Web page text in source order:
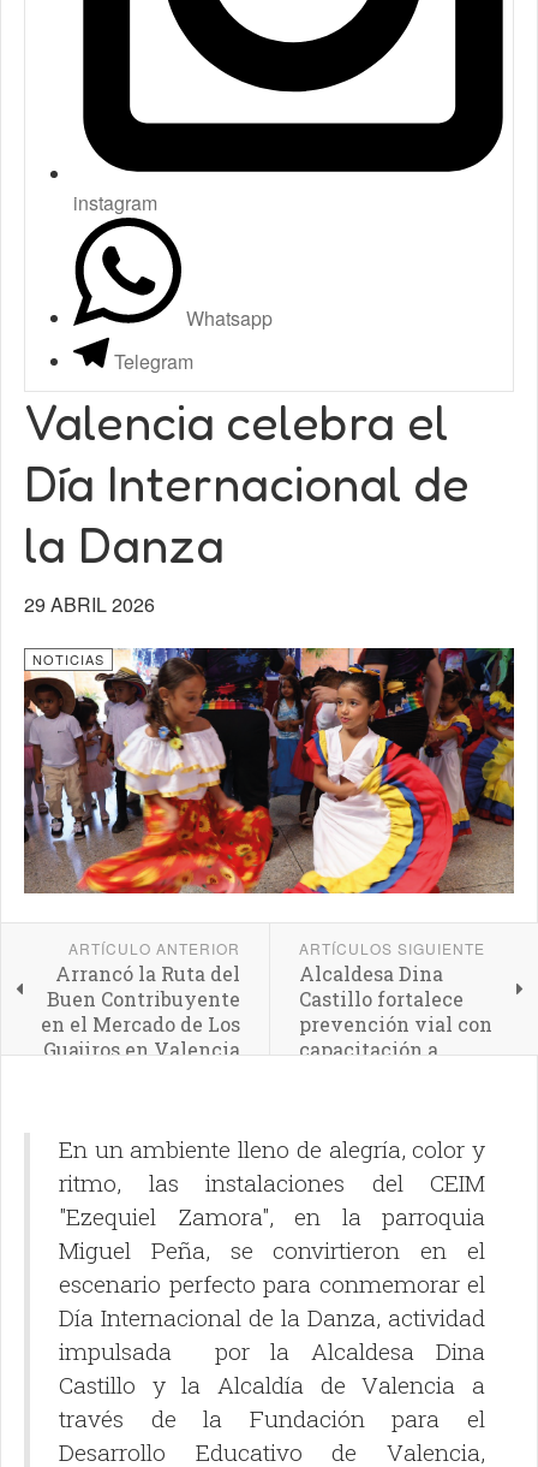
instagram
Whatsapp
Telegram
Valencia celebra el
Día Internacional de
la Danza
29 ABRIL 2026
NOTICIAS
ARTÍCULO ANTERIOR
Arrancó la Ruta del
Buen Contribuyente
en el Mercado de Los
Guajiros en Valencia
ARTÍCULOS SIGUIENTE
Alcaldesa Dina
Castillo fortalece
prevención vial con
capacitación a
En un ambiente lleno de alegría, color y
ritmo, las instalaciones del CEIM
"Ezequiel Zamora", en la parroquia
Miguel Peña, se convirtieron en el
escenario perfecto para conmemorar el
Día Internacional de la Danza, actividad
impulsada por la Alcaldesa Dina
Castillo y la Alcaldía de Valencia a
través de la Fundación para el
Desarrollo Educativo de Valencia,